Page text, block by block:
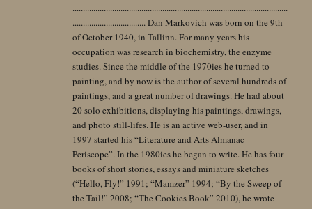
.......................................................................................................
................................... Dan Markovich was born on the 9th
of October 1940, in Tallinn. For many years his
occupation was research in biochemistry, the enzyme
studies. Since the middle of the 1970ies he turned to
painting, and by now is the author of several hundreds of
paintings, and a great number of drawings. He had about
20 solo exhibitions, displaying his paintings, drawings,
and photo still-lifes. He is an active web-user, and in
1997 started his “Literature and Arts Almanac
Periscope”. In the 1980ies he began to write. He has four
books of short stories, essays and miniature sketches
(“Hello, Fly!” 1991; “Mamzer” 1994; “By the Sweep of
the Tail!” 2008; “The Cookies Book” 2010), he wrote